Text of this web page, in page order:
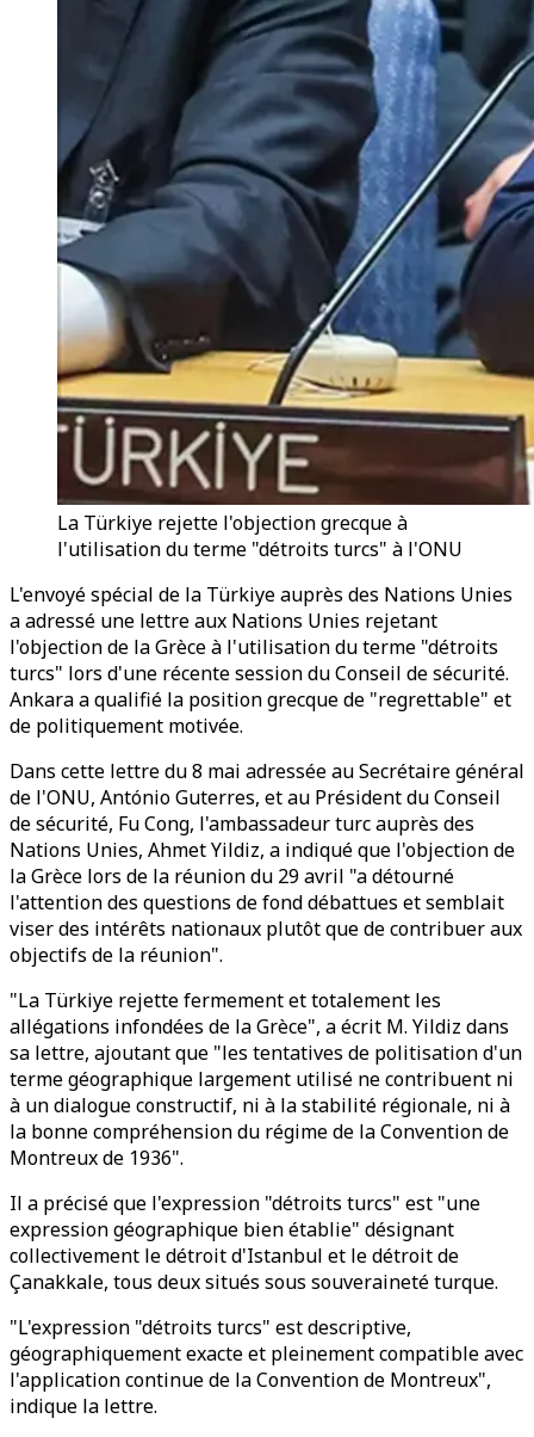
La Türkiye rejette l'objection grecque à
l'utilisation du terme "détroits turcs" à l'ONU
L'envoyé spécial de la Türkiye auprès des Nations Unies
a adressé une lettre aux Nations Unies rejetant
l'objection de la Grèce à l'utilisation du terme "détroits
turcs" lors d'une récente session du Conseil de sécurité.
Ankara a qualifié la position grecque de "regrettable" et
de politiquement motivée.
Dans cette lettre du 8 mai adressée au Secrétaire général
de l'ONU, António Guterres, et au Président du Conseil
de sécurité, Fu Cong, l'ambassadeur turc auprès des
Nations Unies, Ahmet Yildiz, a indiqué que l'objection de
la Grèce lors de la réunion du 29 avril "a détourné
l'attention des questions de fond débattues et semblait
viser des intérêts nationaux plutôt que de contribuer aux
objectifs de la réunion".
"La Türkiye rejette fermement et totalement les
allégations infondées de la Grèce", a écrit M. Yildiz dans
sa lettre, ajoutant que "les tentatives de politisation d'un
terme géographique largement utilisé ne contribuent ni
à un dialogue constructif, ni à la stabilité régionale, ni à
la bonne compréhension du régime de la Convention de
Montreux de 1936".
Il a précisé que l'expression "détroits turcs" est "une
expression géographique bien établie" désignant
collectivement le détroit d'Istanbul et le détroit de
Çanakkale, tous deux situés sous souveraineté turque.
"L'expression "détroits turcs" est descriptive,
géographiquement exacte et pleinement compatible avec
l'application continue de la Convention de Montreux",
indique la lettre.